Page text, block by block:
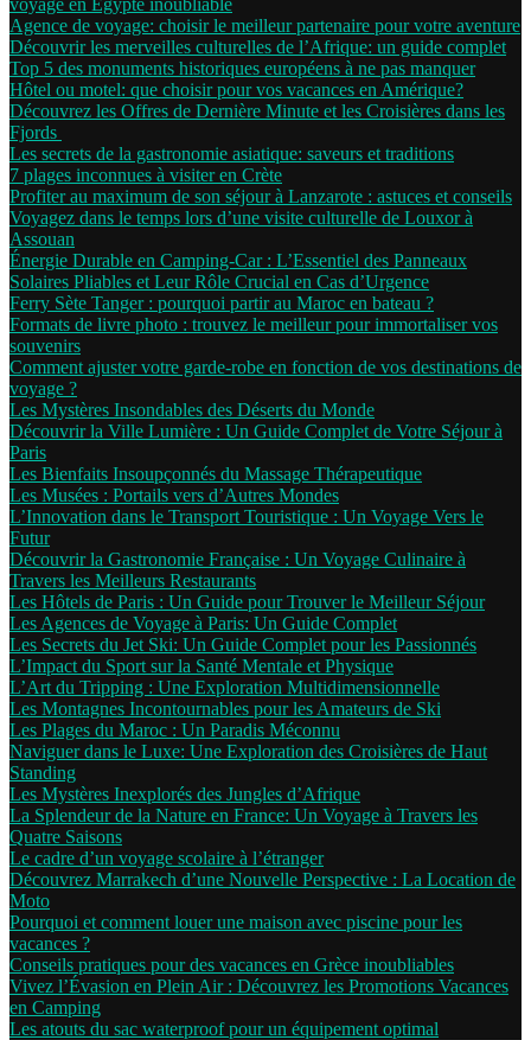
voyage en Égypte inoubliable
Agence de voyage: choisir le meilleur partenaire pour votre aventure
Découvrir les merveilles culturelles de l’Afrique: un guide complet
Top 5 des monuments historiques européens à ne pas manquer
Hôtel ou motel: que choisir pour vos vacances en Amérique?
Découvrez les Offres de Dernière Minute et les Croisières dans les
Fjords
Les secrets de la gastronomie asiatique: saveurs et traditions
7 plages inconnues à visiter en Crète
Profiter au maximum de son séjour à Lanzarote : astuces et conseils
Voyagez dans le temps lors d’une visite culturelle de Louxor à
Assouan
Énergie Durable en Camping-Car : L’Essentiel des Panneaux
Solaires Pliables et Leur Rôle Crucial en Cas d’Urgence
Ferry Sète Tanger : pourquoi partir au Maroc en bateau ?
Formats de livre photo : trouvez le meilleur pour immortaliser vos
souvenirs
Comment ajuster votre garde-robe en fonction de vos destinations de
voyage ?
Les Mystères Insondables des Déserts du Monde
Découvrir la Ville Lumière : Un Guide Complet de Votre Séjour à
Paris
Les Bienfaits Insoupçonnés du Massage Thérapeutique
Les Musées : Portails vers d’Autres Mondes
L’Innovation dans le Transport Touristique : Un Voyage Vers le
Futur
Découvrir la Gastronomie Française : Un Voyage Culinaire à
Travers les Meilleurs Restaurants
Les Hôtels de Paris : Un Guide pour Trouver le Meilleur Séjour
Les Agences de Voyage à Paris: Un Guide Complet
Les Secrets du Jet Ski: Un Guide Complet pour les Passionnés
L’Impact du Sport sur la Santé Mentale et Physique
L’Art du Tripping : Une Exploration Multidimensionnelle
Les Montagnes Incontournables pour les Amateurs de Ski
Les Plages du Maroc : Un Paradis Méconnu
Naviguer dans le Luxe: Une Exploration des Croisières de Haut
Standing
Les Mystères Inexplorés des Jungles d’Afrique
La Splendeur de la Nature en France: Un Voyage à Travers les
Quatre Saisons
Le cadre d’un voyage scolaire à l’étranger
Découvrez Marrakech d’une Nouvelle Perspective : La Location de
Moto
Pourquoi et comment louer une maison avec piscine pour les
vacances ?
Conseils pratiques pour des vacances en Grèce inoubliables
Vivez l’Évasion en Plein Air : Découvrez les Promotions Vacances
en Camping
Les atouts du sac waterproof pour un équipement optimal